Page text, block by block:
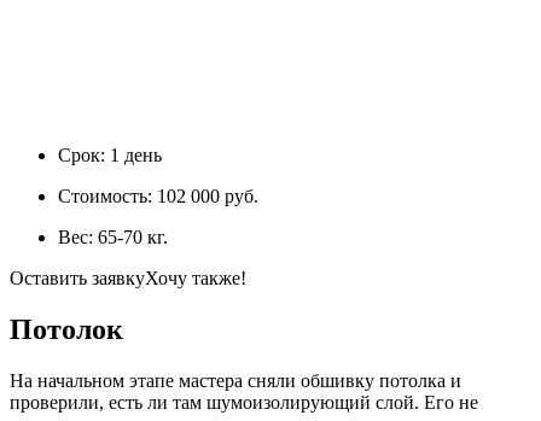
Срок: 1 день
Стоимость: 102 000 руб.
Вес: 65-70 кг.
Оставить заявкуХочу также!
Потолок
На начальном этапе мастера сняли обшивку потолка и
проверили, есть ли там шумоизолирующий слой. Его не